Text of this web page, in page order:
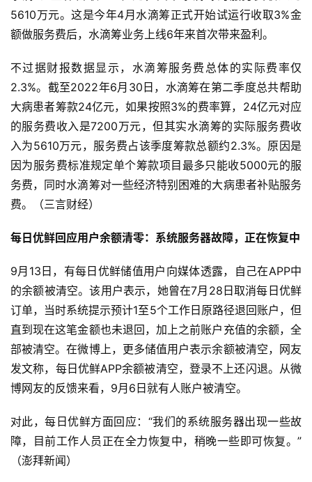
5610万元。这是今年4月水滴筹正式开始试运行收取3%金
额做服务费后，水滴筹业务上线6年来首次带来盈利。
不过据财报数据显示，水滴筹服务费总体的实际费率仅
2.3%。截至2022年6月30日，水滴筹在第二季度总共帮助
大病患者筹款24亿元，如果按照3%的费率算，24亿元对应
的服务费收入是7200万元，但其实水滴筹的实际服务费收
入为5610万元，服务费占该季度筹款总额约2.3%。原因是
因为服务费标准规定单个筹款项目最多只能收5000元的服
务费，同时水滴筹对一些经济特别困难的大病患者补贴服务
费。（三言财经）
每日优鲜回应用户余额清零：系统服务器故障，正在恢复中
9月13日，有每日优鲜储值用户向媒体透露，自己在APP中
的余额被清空。该用户表示，她曾在7月28日取消每日优鲜
订单，当时系统提示预计1至5个工作日原路径退回账户，但
直到现在这笔金额也未退回，加上之前账户充值的余额，全
部被清空。在微博上，更多储值用户表示余额被清空，网友
发文称，每日优鲜APP余额被清空，登录不上还闪退。从微
博网友的反馈来看，9月6日就有人账户被清空。
对此，每日优鲜方面回应：“我们的系统服务器出现一些故
障，目前工作人员正在全力恢复中，稍晚一些即可恢复。”
（澎拜新闻）